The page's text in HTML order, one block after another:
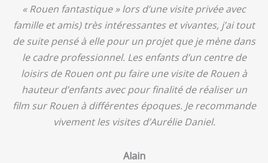
« Rouen fantastique » lors d’une visite privée avec
famille et amis) très intéressantes et vivantes, j’ai tout
de suite pensé à elle pour un projet que je mène dans
le cadre professionnel. Les enfants d’un centre de
loisirs de Rouen ont pu faire une visite de Rouen à
hauteur d’enfants avec pour finalité de réaliser un
film sur Rouen à différentes époques. Je recommande
vivement les visites d’Aurélie Daniel.
Alain